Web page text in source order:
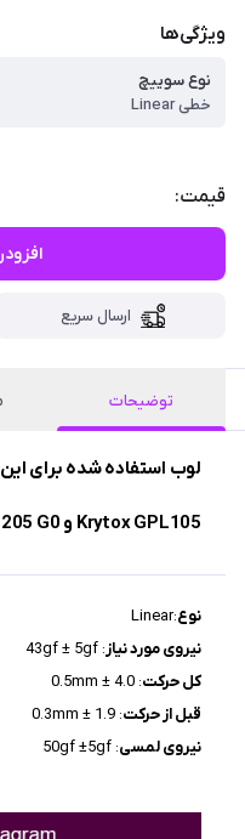
ویژگی‌ها
نوع سوییچ
خطی Linear
قیمت:
ارسال سریع
توضیحات
لوب استفاده شده برای
Krytox GPL105 و Krytox GPL-205 G0
نوع:Linear
نیروی مورد نیاز: 43gf ± 5gf
کل حرکت: 4.0 ± 0.5mm
قبل از حرکت: 1.9 ± 0.3mm
نیروی لمسی: 50gf ±5gf